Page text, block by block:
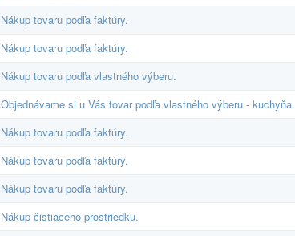
Nákup tovaru podľa faktúry.
Nákup tovaru podľa faktúry.
Nákup tovaru podľa vlastného výberu.
Objednávame si u Vás tovar podľa vlastného výberu - kuchyňa.
Nákup tovaru podľa faktúry.
Nákup tovaru podľa faktúry.
Nákup tovaru podľa faktúry.
Nákup čistiaceho prostriedku.